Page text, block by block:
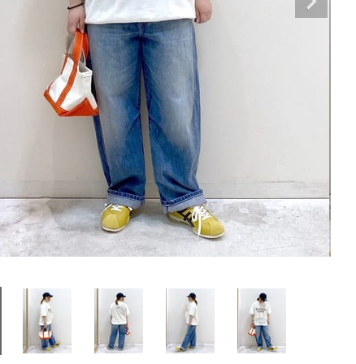
すべて見る
貨
ジャケット
コート
その他アウター
帽子
ソックス・その他雑貨